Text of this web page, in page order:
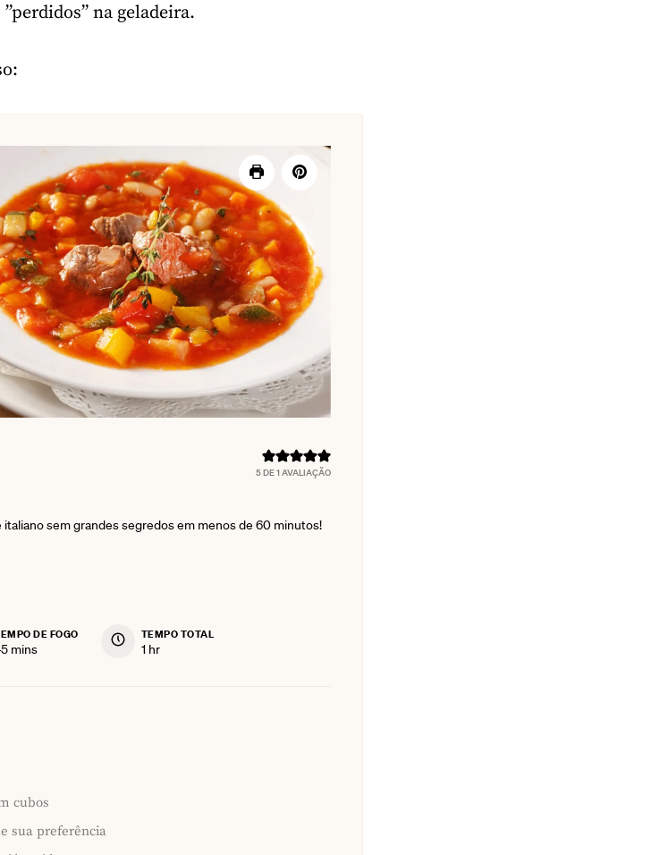
na geladeira.
5DE 1 AVALIAÇÃO
sem grandes segredos em menos de 60 minutos!
DE FOGO
minutes
mins
TEMPO TOTAL
1hour
hr
cubos
sua preferência